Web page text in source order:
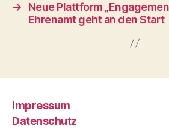
→
Neue Plattform
Ehrenamt geht an den Start
Impressum
Datenschutz